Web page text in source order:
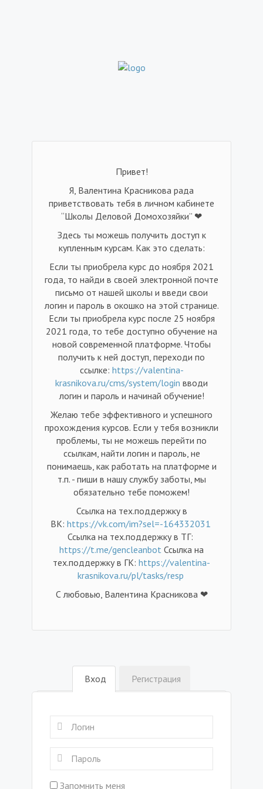
Привет!
Я, Валентина Красникова рада
приветствовать тебя в личном кабинете
“Школы Деловой Домохозяйки” ❤
Здесь ты можешь получить доступ к
купленным курсам. Как это сделать:
Если ты приобрела курс до ноября 2021
года, то найди в своей электронной почте
письмо от нашей школы и введи свои
логин и пароль в окошко на этой странице.
Если ты приобрела курс после 25 ноября
2021 года, то тебе доступно обучение на
новой современной платформе. Чтобы
получить к ней доступ, переходи по
ссылке: https://valentina-
krasnikova.ru/cms/system/login вводи
логин и пароль и начинай обучение!
Желаю тебе эффективного и успешного
прохождения курсов. Если у тебя возникли
проблемы, ты не можешь перейти по
ссылкам, найти логин и пароль, не
понимаешь, как работать на платформе и
т.п. - пиши в нашу службу заботы, мы
обязательно тебе поможем!
Ссылка на тех.поддержку в
ВК: https://vk.com/im?sel=-164332031
Ссылка на тех.поддержку в ТГ:
https://t.me/gencleanbot Ссылка на
тех.поддержку в ГК: https://valentina-
krasnikova.ru/pl/tasks/resp
С любовью, Валентина Красникова ❤
Вход Регистрация
Запомнить меня